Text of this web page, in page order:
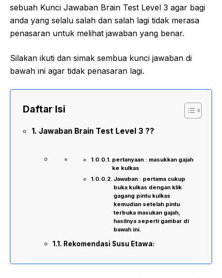
sebuah Kunci Jawaban Brain Test Level 3 agar bagi
anda yang selalu salah dan salah lagi tidak merasa
penasaran untuk melihat jawaban yang benar.
Silakan ikuti dan simak sembua kunci jawaban di
bawah ini agar tidak penasaran lagi.
Daftar Isi
Jawaban Brain Test Level 3 ??
pertanyaan : masukkan gajah
ke kulkas
Jawaban : pertama cukup
buka kulkas dengan klik
gagang pintu kulkas
kemudian setelah pintu
terbuka masukan gajah,
hasilnya seperti gambar di
bawah ini.
Rekomendasi Susu Etawa: